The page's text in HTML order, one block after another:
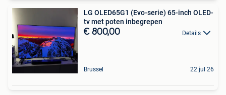
LG OLED65G1 (Evo-serie) 65-inch OLED-
tv met poten inbegrepen
€ 800,00 Details
Brussel 22 jul 26